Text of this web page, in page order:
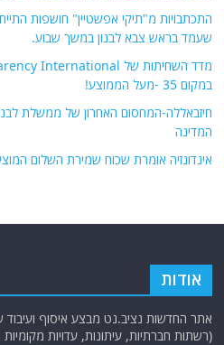
התכתבויות מ"תיקי אפשטיין" חושפות
שעמד בראש צבא לבנון במשך שבוע.
במקום 35 -מעל הממוצע!
חיזבאללה-המחסום האחרון של ממשלת
המדינה
אינדונזיה אומרת שכוח שמירת השלום המוצע לעזה
אודות
אתר החדשות נציב.נט מבצע איסוף ועיבוד
(רשתות חברתיות, עיתונות, עדויות